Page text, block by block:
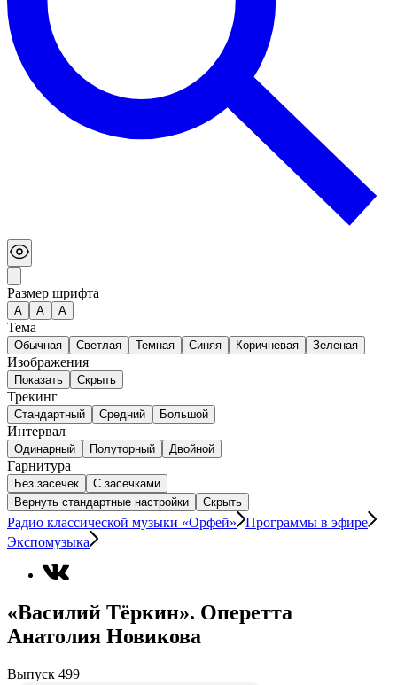
Размер шрифта
А A A
Тема
Обычная Светлая Темная Синяя Коричневая Зеленая
Изображения
Показать Скрыть
Трекинг
Стандартный Средний Большой
Интервал
Одинарный Полуторный Двойной
Гарнитура
Без засечек
С засечками
Вернуть стандартные настройки
Скрыть
Радио классической музыки «Орфей»
Программы в эфире
Экспомузыка
«Василий Тёркин». Оперетта
Анатолия Новикова
Выпуск 499